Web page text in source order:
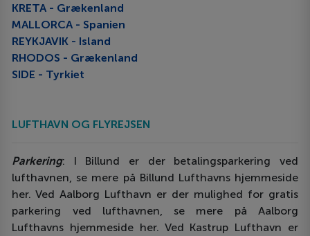
KRETA - Grækenland
MALLORCA - Spanien
REYKJAVIK - Island
RHODOS - Grækenland
SIDE - Tyrkiet
LUFTHAVN OG FLYREJSEN
Parkering: I Billund er der betalingsparkering ved
lufthavnen, se mere på Billund Lufthavns hjemmeside
her. Ved Aalborg Lufthavn er der mulighed for gratis
parkering ved lufthavnen, se mere på Aalborg
Lufthavns hjemmeside her. Ved Kastrup Lufthavn er